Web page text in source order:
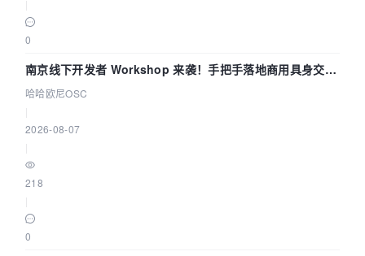
0
南京线下开发者 Workshop 来袭！手把手落地商用具身交互
智能 Agent 应用
哈哈欧尼OSC
2026-08-07
218
0